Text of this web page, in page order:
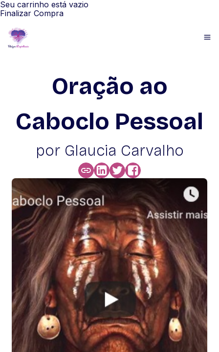
Seu carrinho está vazio
Finalizar Compra
Oração ao
Caboclo Pessoal
por Glaucia Carvalho